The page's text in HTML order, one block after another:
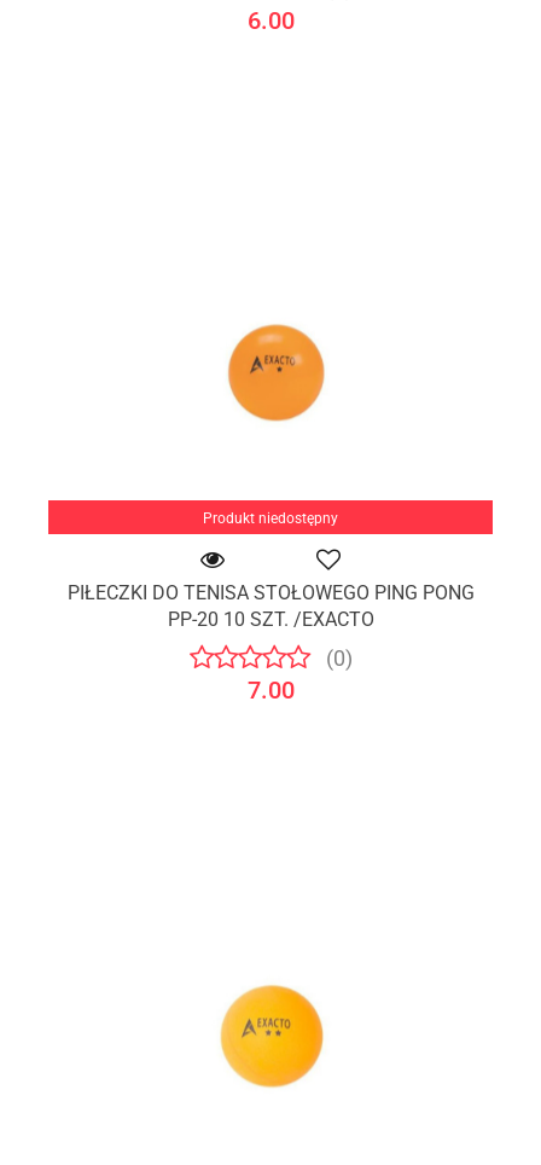
6.00
Produkt niedostępny
PIŁECZKI DO TENISA STOŁOWEGO PING PONG
PP-20 10 SZT. /EXACTO
(0)
7.00